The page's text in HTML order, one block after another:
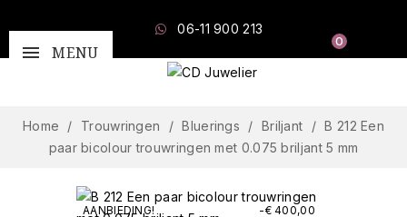
06-11 900 213
MENU
0
Home Trouwringen Bluerings Briljant
B 212 Een
paar bicolour trouwringen met 0.075 briljant 5 mm
AANBIEDING! -€ 400,00